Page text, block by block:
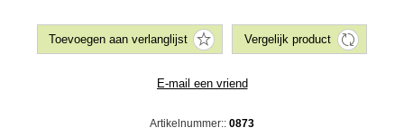
Artikelnummer:: 0873